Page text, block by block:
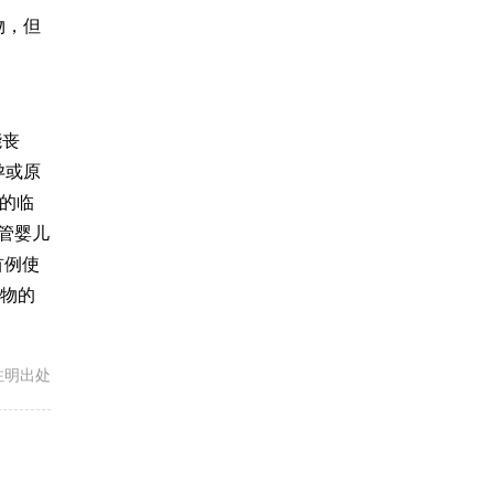
但
或原
临
婴儿
使
的
出处